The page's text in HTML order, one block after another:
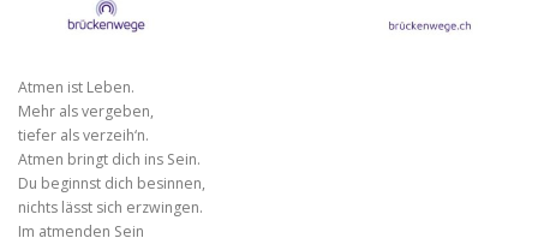
Atmen ist Leben.
Mehr als vergeben,
tiefer als verzeih‘n.
Atmen bringt dich ins Sein.
Du beginnst dich besinnen,
nichts lässt sich erzwingen.
Im atmenden Sein